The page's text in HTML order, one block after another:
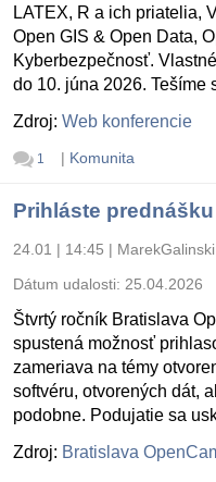
LATEX, R a ich priatelia,
Open GIS & Open Data,
Kyberbezpečnosť.
do 10. júna 2026. Tešíme
Zdroj: Web konferencie
1 | Komunita
Prihláste
24.01 | 14:45 | MarekGalinski
Dátum udalosti: 25.04.2026
Štvrtý ročník Bratislava
spustená možnosť
zameriava na témy
softvéru, otvorených dát,
podobne. Podujatie sa
Zdroj: Bratislava